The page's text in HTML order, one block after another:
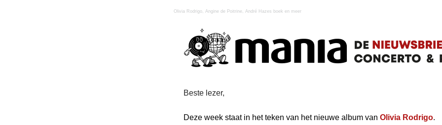
Olivia Rodrigo, Angine de Poitrine, André Hazes boek en meer
Beste lezer,
Deze week staat in het teken van het nieuwe album van Olivia Rodrigo.